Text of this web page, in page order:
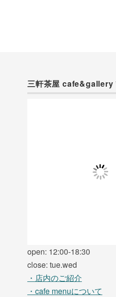
三軒茶屋 cafe&gallery
open: 12:00-18:30
close: tue.wed
・店内のご紹介
・cafe menuについて